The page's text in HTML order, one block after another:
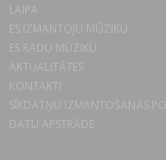
LAIPA
ES IZMANTOJU MŪZIKU
ES RADU MŪZIKU
AKTUALITĀTES
KONTAKTI
SĪKDATŅU IZMANTOŠANAS
DATU APSTRĀDE